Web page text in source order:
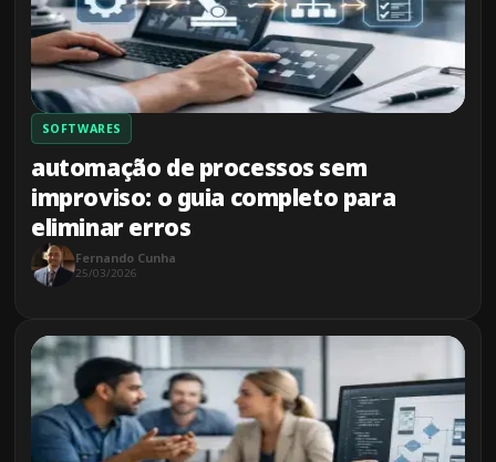
SOFTWARES
automação de processos sem
improviso: o guia completo para
eliminar erros
Fernando Cunha
25/03/2026